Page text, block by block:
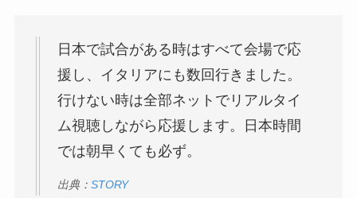
日本で試合がある時はすべて会場で応
援し、イタリアにも数回行きました。
行けない時は全部ネットでリアルタイ
ム視聴しながら応援します。日本時間
では朝早くても必ず。
出典： STORY